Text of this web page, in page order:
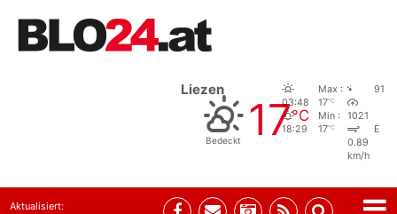
Liezen
Bedeckt 17°C
03:48
18:29
Max :
17°C
Min :
17°C
91
1021
E
0.89
km/h
Aktualisiert: